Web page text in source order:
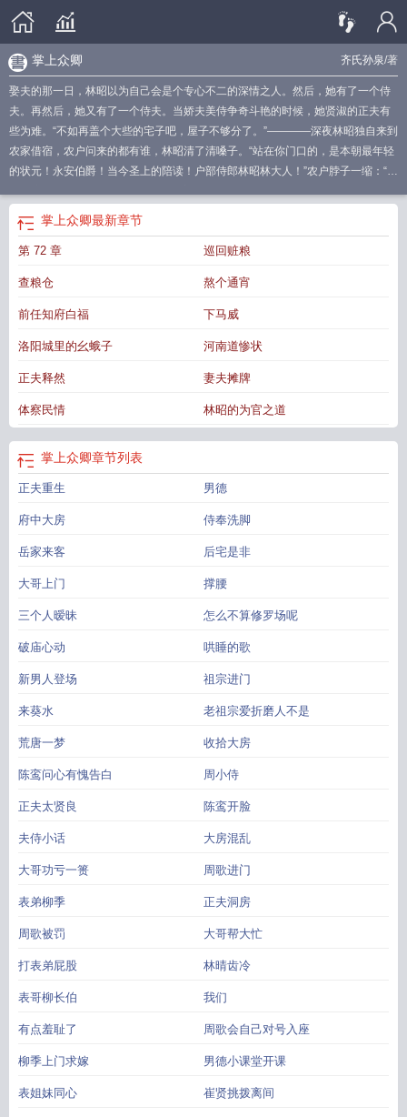
齐氏孙泉/著
掌上众卿
娶夫的那一日，林昭以为自己会是个专心不二的深情之人。然后，她有了一个侍
夫。再然后，她又有了一个侍夫。当娇夫美侍争奇斗艳的时候，她贤淑的正夫有
些为难。“不如再盖个大些的宅子吧，屋子不够分了。”————深夜林昭独自来到
农家借宿，农户问来的都有谁，林昭清了清嗓子。“站在你门口的，是本朝最年轻
的状元！永安伯爵！当今圣上的陪读！户部侍郎林昭林大人！”农户脖子一缩：“住
作者XP是男跪，故所有男主默认矮女主一头*架空背景，观念处于男尊向女尊过
度阶段，会随着剧情逐步从后院女尊过度到世界女尊*男全C+围着女主转【ps：
错别字多，但会努力改的！】【存稿40万字】掌上众卿免费阅读
团·官网掌众信息科技有限公司 掌上爱众最新版掌上众游
众科技有限公司是做什么的
掌众金服是否正规掌上卿卿原著叫什么
费掌上卿卿(反穿书) 掌上人众掌众被清查
掌上众卿最新章节
第 72 章 巡回赃粮
查粮仓 熬个通宵
前任知府白福 下马威
洛阳城里的幺蛾子 河南道惨状
正夫释然 妻夫摊牌
体察民情 林昭的为官之道
掌上众卿章节列表
正夫重生 男德
府中大房 侍奉洗脚
岳家来客 后宅是非
大哥上门 撑腰
三个人暧昧 怎么不算修罗场呢
破庙心动 哄睡的歌
新男人登场 祖宗进门
来葵水 老祖宗爱折磨人不是
荒唐一梦 收拾大房
陈鸾问心有愧告白 周小侍
正夫太贤良 陈鸾开脸
夫侍小话 大房混乱
大哥功亏一篑 周歌进门
表弟柳季 正夫洞房
周歌被罚 大哥帮大忙
打表弟屁股 林晴齿冷
表哥柳长伯 我们
有点羞耻了 周歌会自己对号入座
柳季上门求嫁 男德小课堂开课
表姐妹同心 崔贤挑拨离间